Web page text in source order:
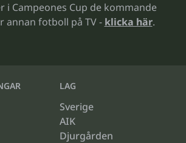
i Campeones Cup de kommande
annan fotboll på TV - klicka här.
LAG
Sverige
AIK
Djurgården